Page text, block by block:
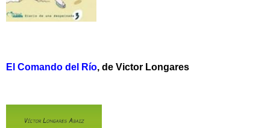
El Comando del Río, de Victor Longares